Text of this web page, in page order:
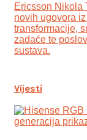
Ericsson Nikola
novih ugovora
transformacije,
zadaće te
sustava.
Vijesti